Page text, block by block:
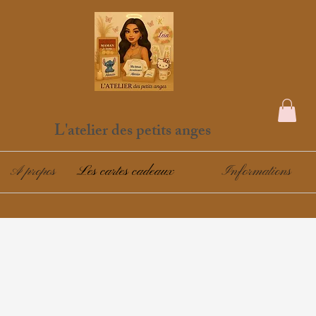
L'atelier des petits anges
A propos Les cartes cadeaux Informations